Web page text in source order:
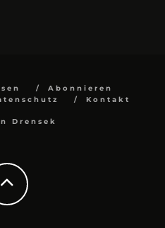
Abonnieren
Kontakt
Drensek